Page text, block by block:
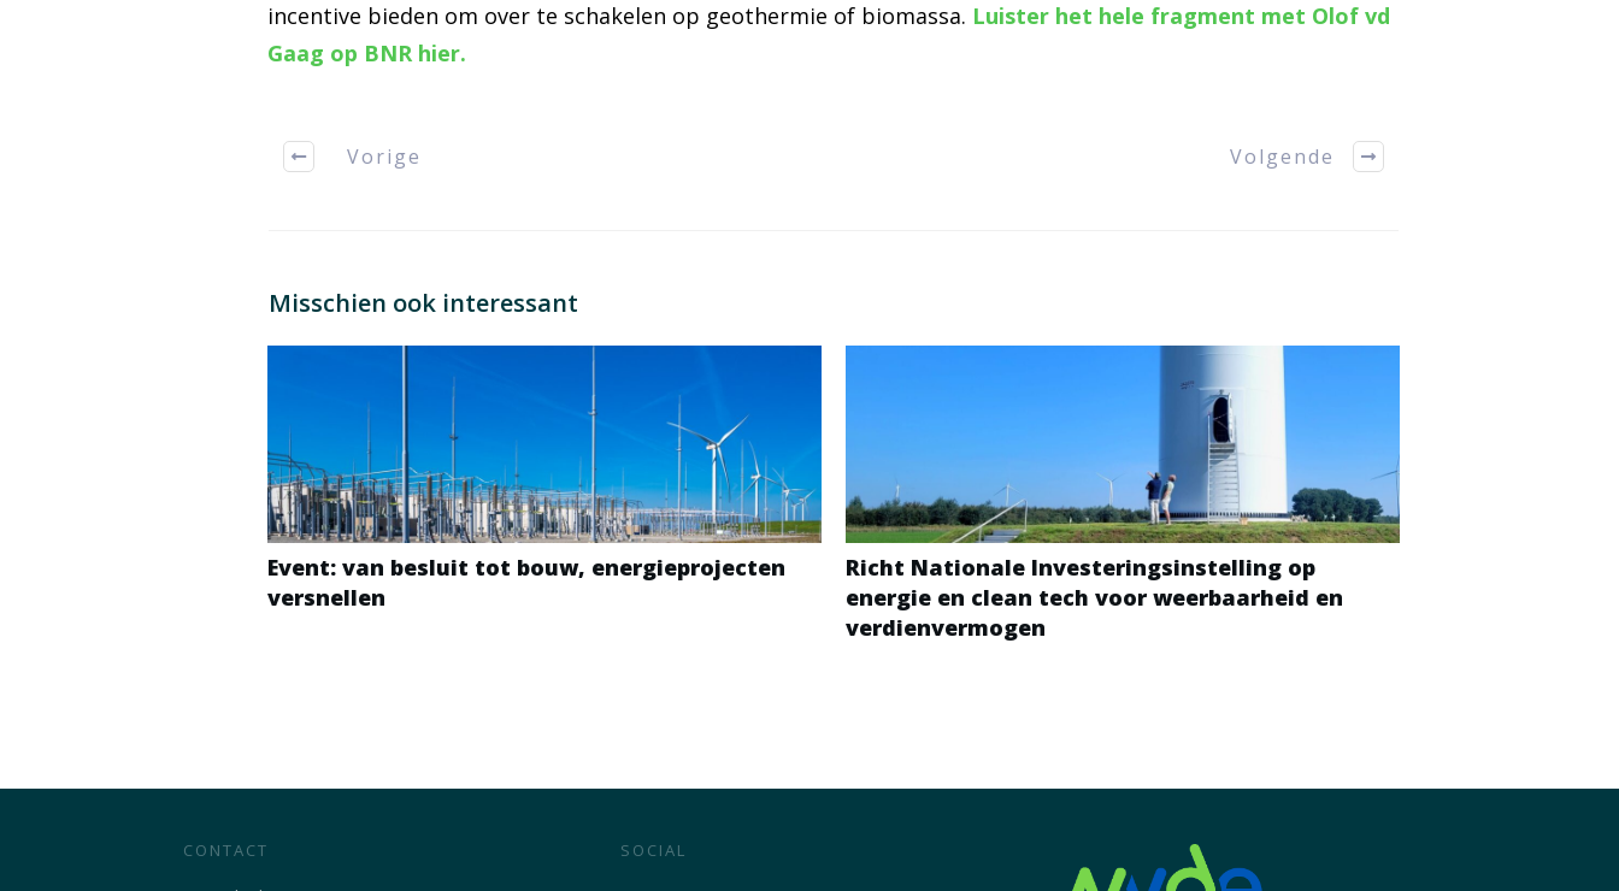
incentive bieden om over te schakelen op geothermie of biomassa. Luister het hele fragment met Olof vd
Gaag op BNR hier.
Vorige Volgende
Misschien ook interessant
Event: van besluit tot bouw, energieprojecten
versnellen
Richt Nationale Investeringsinstelling op
energie en clean tech voor weerbaarheid en
verdienvermogen
CONTACT SOCIAL